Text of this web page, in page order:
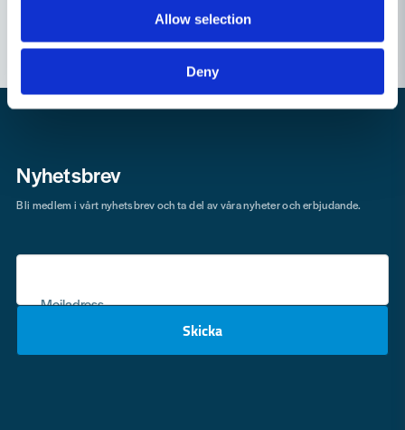
Allow selection
Deny
Nyhetsbrev
Mejladress
Skicka
Bli medlem i vårt nyhetsbrev och ta del av våra nyheter och erbjudande.